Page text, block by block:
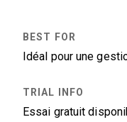
Idéal pour une
Essai gratuit